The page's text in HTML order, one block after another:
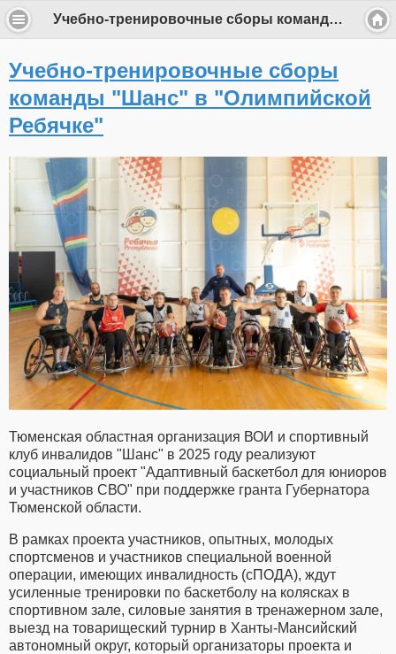
Учебно-тренировочные сборы команды "Шанс" в "Олимпийской Ребячке"
Учебно-тренировочные сборы
команды "Шанс" в "Олимпийской
Ребячке"
Тюменская областная организация ВОИ и спортивный
клуб инвалидов "Шанс" в 2025 году реализуют
социальный проект "Адаптивный баскетбол для юниоров
и участников СВО" при поддержке гранта Губернатора
Тюменской области.
В рамках проекта участников, опытных, молодых
спортсменов и участников специальной военной
операции, имеющих инвалидность (сПОДА), ждут
усиленные тренировки по баскетболу на колясках в
спортивном зале, силовые занятия в тренажерном зале,
выезд на товарищеский турнир в Ханты-Мансийский
автономный округ, который организаторы проекта и